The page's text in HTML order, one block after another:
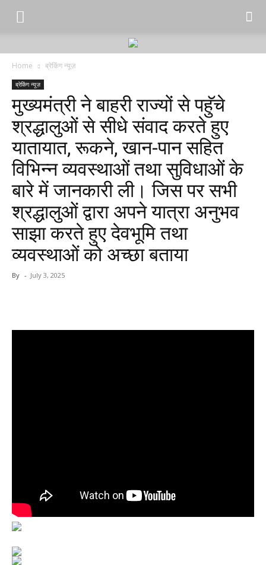
Home ब्रेकिंग न्यूज़
ब्रेकिंग न्यूज़
मुख्यमंत्री ने बाहरी राज्यों से पहुॅचे
श्रद्धालुओं से सीधे संवाद करते हुए
यातायात, रूकने, खान-पान सहित
विभिन्न व्यवस्थाओं तथा सुविधाओं के
बारे में जानकारी ली। जिस पर सभी
श्रद्धालुओं द्वारा अपने यात्रा अनुभव
साझा करते हुए देवभूमि तथा
व्यवस्थाओं को अच्छा बताया
By - July 3, 2025